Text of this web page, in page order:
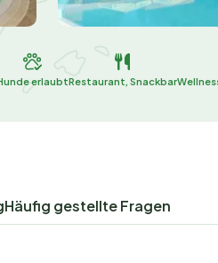
erlaubtRestaurant, Snackbar
Häufig gestellte Fragen